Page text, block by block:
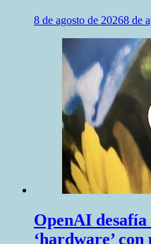
8 de agosto de 20268 de
OpenAI
‘hardware’